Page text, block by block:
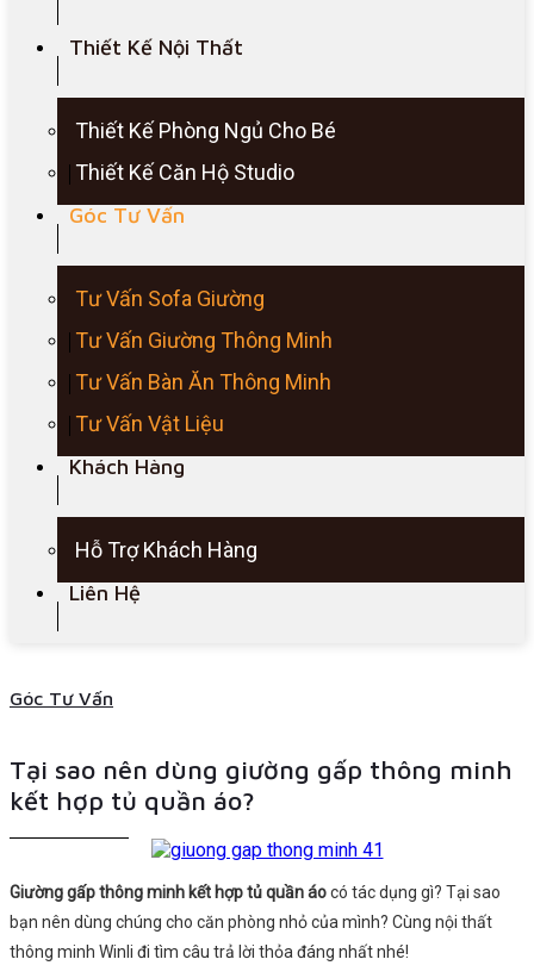
Thiết Kế Nội Thất
Thiết Kế Phòng Ngủ Cho Bé
Thiết Kế Căn Hộ Studio
Góc Tư Vấn
Tư Vấn Sofa Giường
Tư Vấn Giường Thông Minh
Tư Vấn Bàn Ăn Thông Minh
Tư Vấn Vật Liệu
Khách Hàng
Hỗ Trợ Khách Hàng
Liên Hệ
Góc Tư Vấn
Tại sao nên dùng giường gấp thông minh
kết hợp tủ quần áo?
Giường gấp thông minh kết hợp tủ quần áocó tác dụng gì? Tại sao
bạn nên dùng chúng cho căn phòng nhỏ của mình? Cùng nội thất
thông minh Winli đi tìm câu trả lời thỏa đáng nhất nhé!